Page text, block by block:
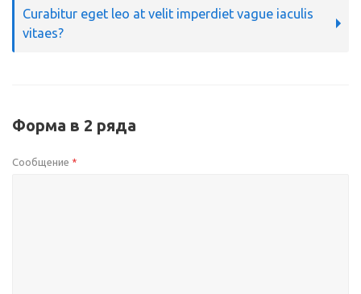
Curabitur eget leo at velit imperdiet vague iaculis
vitaes?
Форма в 2 ряда
Сообщение *